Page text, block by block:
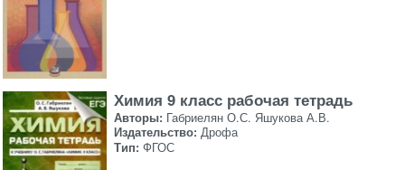
Химия 9 класс рабочая тетрадь
Авторы: Габриелян О.С. Яшукова А.В.
Издательство: Дрофа
Тип: ФГОС